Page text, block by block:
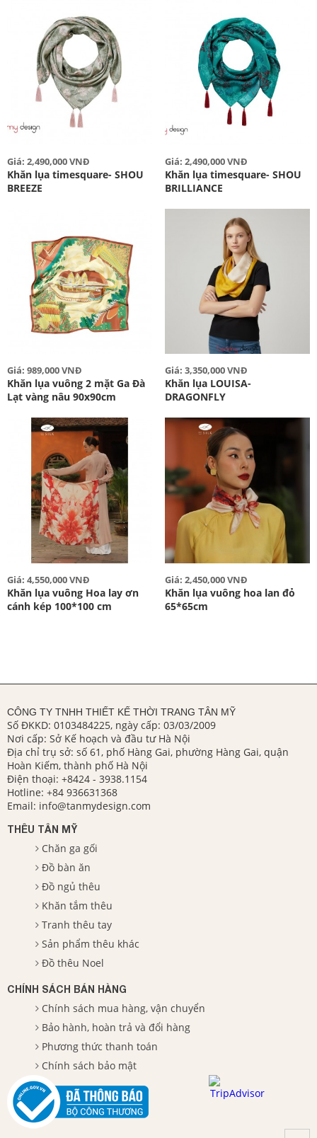
Giá: 2,490,000 VNĐ
Khăn lụa timesquare- SHOU
BREEZE
Giá: 2,490,000 VNĐ
Khăn lụa timesquare- SHOU
BRILLIANCE
Giá: 989,000 VNĐ
Khăn lụa vuông 2 mặt Ga Đà
Lạt vàng nâu 90x90cm
Giá: 3,350,000 VNĐ
Khăn lụa LOUISA-
DRAGONFLY
Giá: 4,550,000 VNĐ
Khăn lụa vuông Hoa lay ơn
cánh kép 100*100 cm
Giá: 2,450,000 VNĐ
Khăn lụa vuông hoa lan đỏ
65*65cm
CÔNG TY TNHH THIẾT KẾ THỜI TRANG TÂN MỸ
Số ĐKKD: 0103484225, ngày cấp: 03/03/2009
Nơi cấp: Sở Kế hoạch và đầu tư Hà Nội
Địa chỉ trụ sở: số 61, phố Hàng Gai, phường Hàng Gai, quận
Hoàn Kiếm, thành phố Hà Nội
Điện thoại: +8424 - 3938.1154
Hotline: +84 936631368
Email: info@tanmydesign.com
THÊU TÂN MỸ
Chăn ga gối
Đồ bàn ăn
Đồ ngủ thêu
Khăn tắm thêu
Tranh thêu tay
Sản phẩm thêu khác
Đồ thêu Noel
CHÍNH SÁCH BÁN HÀNG
Chính sách mua hàng, vận chuyển
Bảo hành, hoàn trả và đổi hàng
Phương thức thanh toán
Chính sách bảo mật